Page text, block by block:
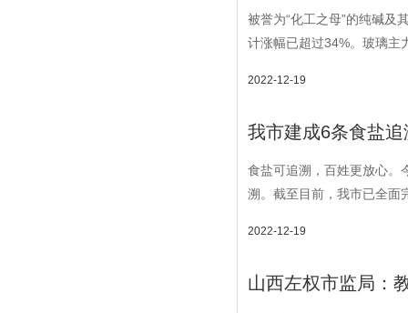
被誉为“化工之母”的纯碱及
计涨幅已超过34%。玻璃主
2022-12-19
我市建成6条食盐追
食盐可追溯，百姓更放心。
溯。截至目前，我市已全面
2022-12-19
山西左权市监局：